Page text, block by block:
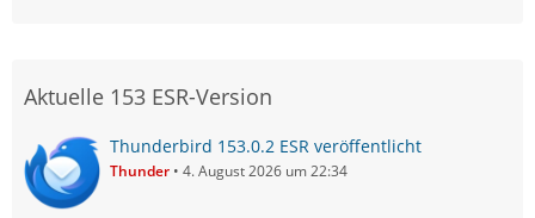
Aktuelle 153 ESR-Version
Thunderbird 153.0.2 ESR veröffentlicht
Thunder 4. August 2026 um 22:34